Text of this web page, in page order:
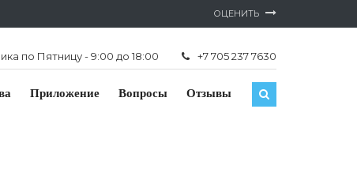
ОЦЕНИТЬ
по Пятницу - 9:00 до 18:00 +7 705 237 7630
Приложение Вопросы Отзывы